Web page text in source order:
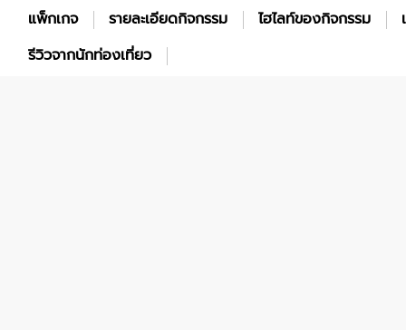
แพ็กเกจ รายละเอียดกิจกรรม ไฮไลท์ของกิจกรรม
รีวิวจากนักท่องเที่ยว